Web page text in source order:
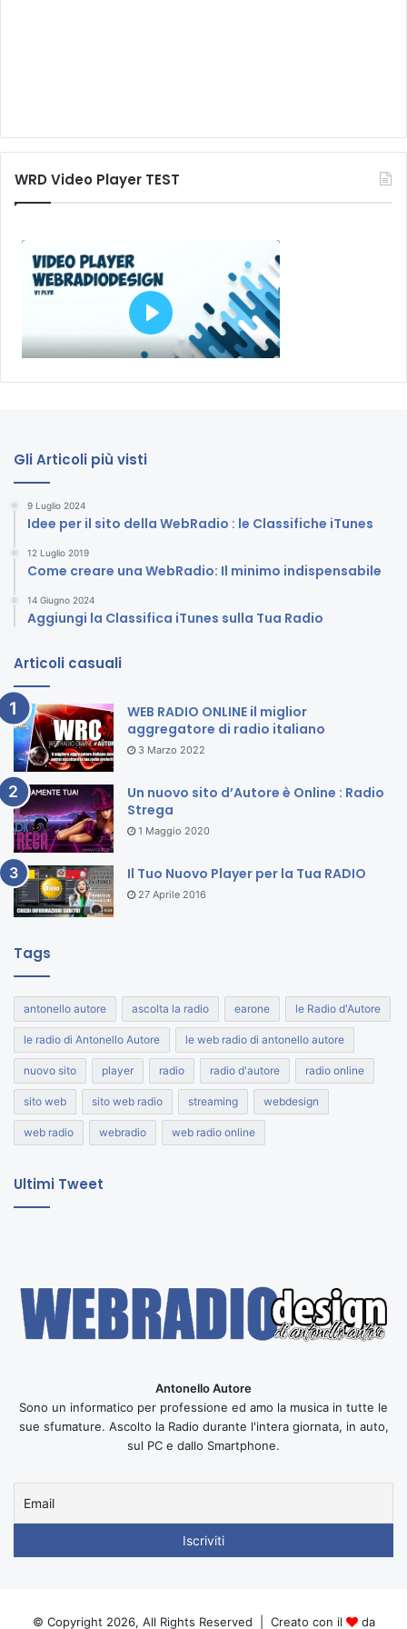
WRD Video Player TEST
Gli Articoli più visti
9 Luglio 2024
Idee per il sito della WebRadio : le Classifiche iTunes
12 Luglio 2019
Come creare una WebRadio: Il minimo indispensabile
14 Giugno 2024
Aggiungi la Classifica iTunes sulla Tua Radio
Articoli casuali
WEB RADIO ONLINE il miglior
aggregatore di radio italiano
3 Marzo 2022
Un nuovo sito d’Autore è Online : Radio
Strega
1 Maggio 2020
Il Tuo Nuovo Player per la Tua RADIO
27 Aprile 2016
Tags
antonello autore ascolta la radio earone le Radio d'Autore
le radio di Antonello Autore le web radio di antonello autore
nuovo sito player radio radio d'autore radio online
sito web sito web radio streaming webdesign
web radio webradio web radio online
Ultimi Tweet
Antonello Autore
Sono un informatico per professione ed amo la musica in tutte le
sue sfumature. Ascolto la Radio durante l'intera giornata, in auto,
sul PC e dallo Smartphone.
© Copyright 2026, All Rights Reserved | Creato con il da